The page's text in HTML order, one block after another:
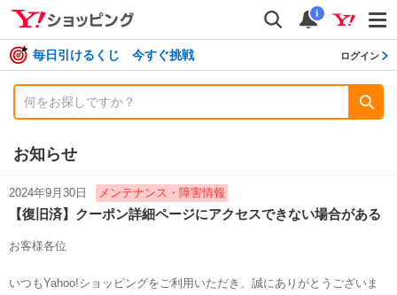
検索
通知
i
毎日引けるくじ 今すぐ挑戦 ログイン
お知らせ
2024年9月30日 メンテナンス・障害情報
【復旧済】クーポン詳細ページにアクセスできない場合がある
お客様各位
いつもYahoo!ショッピングをご利用いただき、誠にありがとうございま